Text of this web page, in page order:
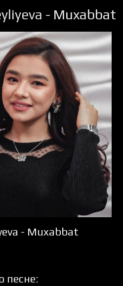
- Muxabbat
- Muxabbat
песне: